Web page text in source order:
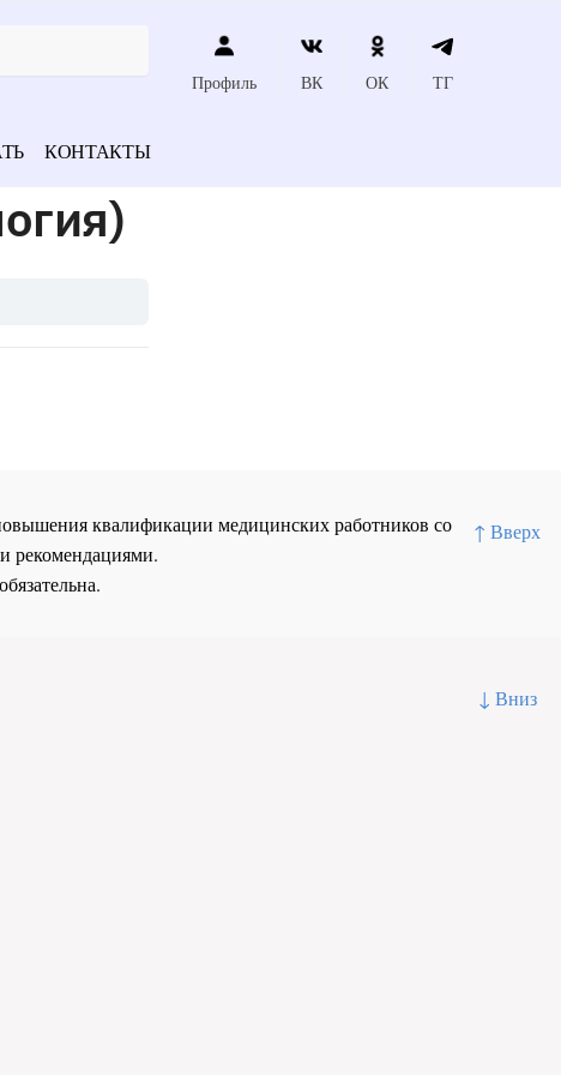
↑ Вверх
↓ Вниз
Профиль ВК ОК ТГ
КОНТАКТЫ
квалификации медицинских работников со
рекомендациями.
обязательна.